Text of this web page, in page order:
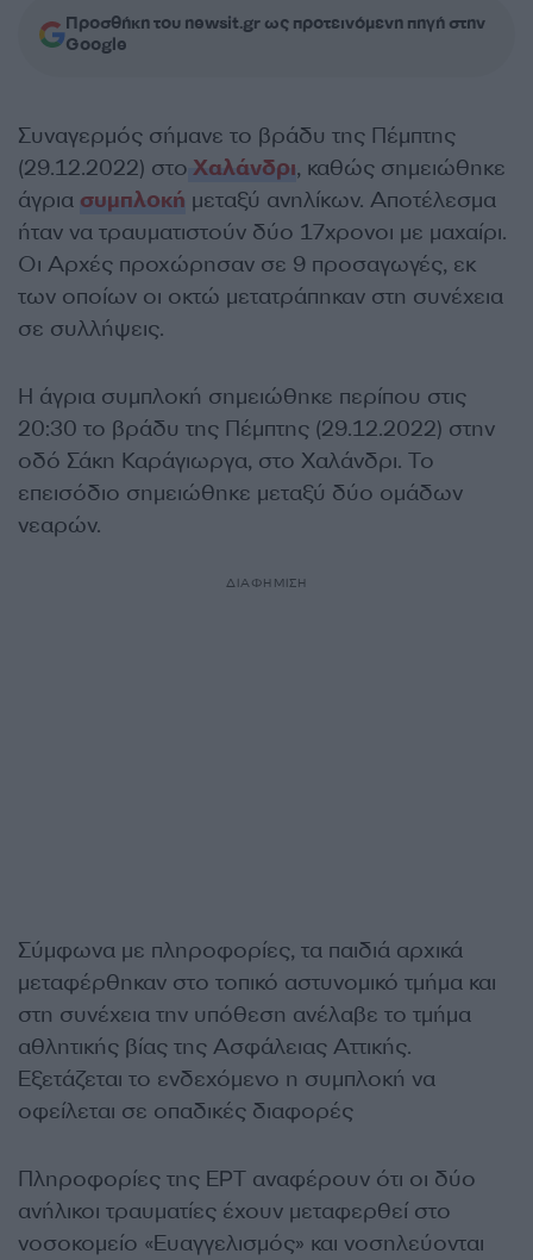
Προσθήκη του newsit.gr ως προτεινόμενη πηγή στην
Google
Συναγερμός σήμανε το βράδυ της Πέμπτης
(29.12.2022) στο Χαλάνδρι, καθώς σημειώθηκε
άγρια συμπλοκή μεταξύ ανηλίκων. Αποτέλεσμα
ήταν να τραυματιστούν δύο 17χρονοι με μαχαίρι.
Οι Αρχές προχώρησαν σε 9 προσαγωγές, εκ
των οποίων οι οκτώ μετατράπηκαν στη συνέχεια
σε συλλήψεις.
Η άγρια συμπλοκή σημειώθηκε περίπου στις
20:30 το βράδυ της Πέμπτης (29.12.2022) στην
οδό Σάκη Καράγιωργα, στο Χαλάνδρι. Το
επεισόδιο σημειώθηκε μεταξύ δύο ομάδων
νεαρών.
ΔΙΑΦΗΜΙΣΗ
Σύμφωνα με πληροφορίες, τα παιδιά αρχικά
μεταφέρθηκαν στο τοπικό αστυνομικό τμήμα και
στη συνέχεια την υπόθεση ανέλαβε το τμήμα
αθλητικής βίας της Ασφάλειας Αττικής.
Εξετάζεται το ενδεχόμενο η συμπλοκή να
οφείλεται σε οπαδικές διαφορές
Πληροφορίες της ΕΡΤ αναφέρουν ότι οι δύο
ανήλικοι τραυματίες έχουν μεταφερθεί στο
νοσοκομείο «Ευαγγελισμός» και νοσηλεύονται